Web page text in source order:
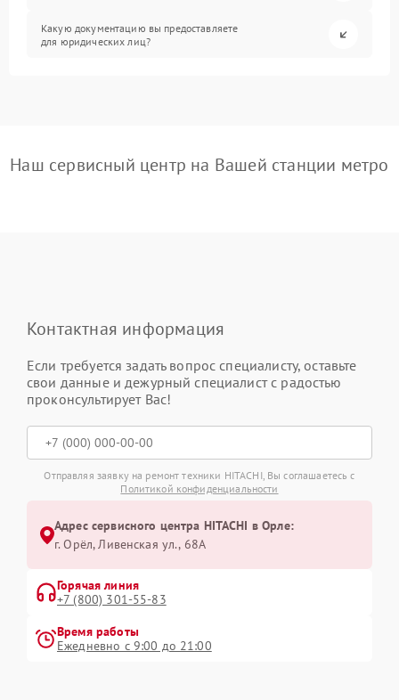
Какую документацию вы предоставляете
для юридических лиц?
Наш сервисный центр на Вашей станции метро
Контактная информация
Если требуется задать вопрос специалисту, оставьте
свои данные и дежурный специалист с радостью
проконсультирует Вас!
Отправляя заявку на ремонт техники HITACHI, Вы соглашаетесь с
Политикой конфиденциальности
Адрес сервисного центра HITACHI в Орле:
г. Орёл, Ливенская ул., 68А
Горячая линия
+7 (800) 301-55-83
Время работы
Ежедневно с 9:00 до 21:00